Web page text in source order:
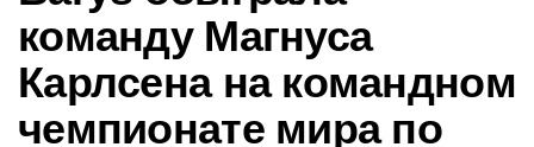
команду Магнуса
Карлсена на командном
чемпионате мира по